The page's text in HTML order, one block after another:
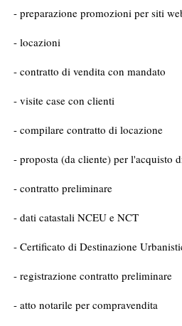
- preparazione promozioni per siti
- locazioni
- contratto di vendita con mandato
- visite case con clienti
- compilare contratto di locazione
- proposta (da cliente) per l'acquisto
- contratto preliminare
- dati catastali NCEU e NCT
- Certificato di Destinazione
- registrazione contratto preliminare
- atto notarile per compravendita